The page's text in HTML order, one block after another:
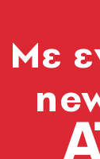
για τη
Mε